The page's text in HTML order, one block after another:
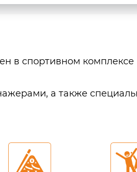
в спортивном комплексе
а также